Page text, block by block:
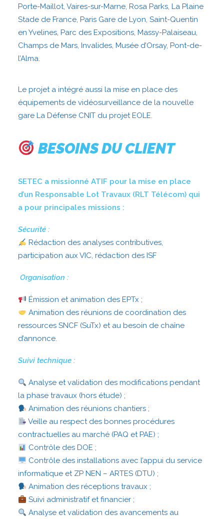
Porte-Maillot, Vaires-sur-Marne, Rosa Parks, La Plaine
Stade de France, Paris Gare de Lyon, Saint-Quentin
en Yvelines, Parc des Expositions, Massy-Palaiseau,
Champs de Mars, Invalides, Musée d’Orsay, Pont-de-
l’Alma.
Le projet a intégré aussi la mise en place des
équipements de vidéosurveillance de la nouvelle
gare La Défense CNIT du projet EOLE.
BESOINS DU CLIENT
SETEC a missionné ATIF pour la mise en place
d’un Responsable Lot Travaux (RLT Télécom) qui
a pour principales missions :
Sécurité :
Rédaction des analyses contributives,
participation aux VIC, rédaction des ISF
Organisation :
Émission et animation des EPTx ;
Animation des réunions de coordination des
ressources SNCF (SuTx) et au besoin de chaîne
d’annonce.
Suivi technique :
Analyse et validation des modifications pendant
la phase travaux (hors étude) ;
Animation des réunions chantiers ;
Veille au respect des bonnes procédures
contractuelles au marché (PAQ et PAE) ;
Contrôle des DOE ;
Contrôle des installations avec l’appui du service
informatique et ZP NEN – ARTES (DTU) ;
Animation des réceptions travaux ;
Suivi administratif et financier ;
Analyse et validation des avancements au